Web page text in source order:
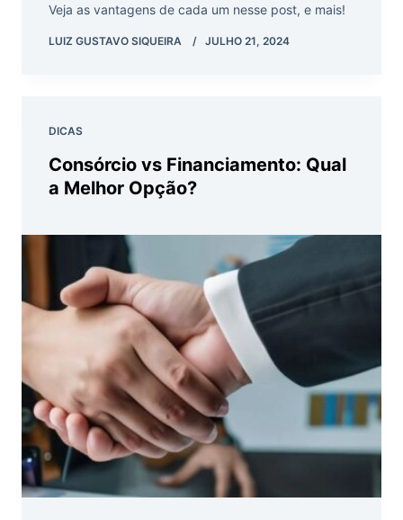
Veja as vantagens de cada um nesse post, e mais!
LUIZ GUSTAVO SIQUEIRA JULHO 21, 2024
DICAS
Consórcio vs Financiamento: Qual
a Melhor Opção?